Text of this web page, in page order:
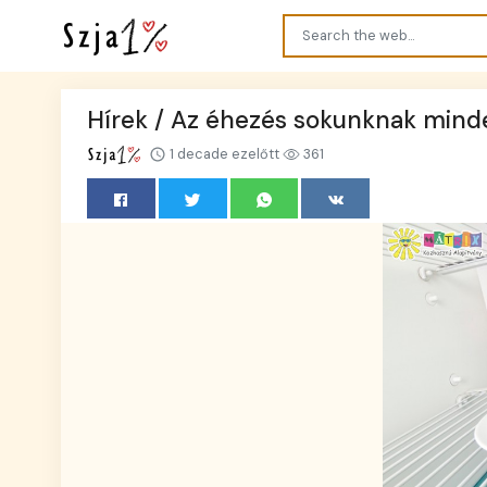
Hírek / Az éhezés sokunknak
1 decade ezelőtt 361